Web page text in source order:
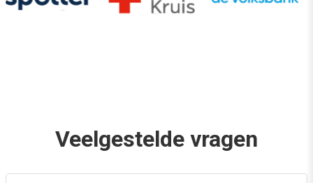
Veelgestelde vragen